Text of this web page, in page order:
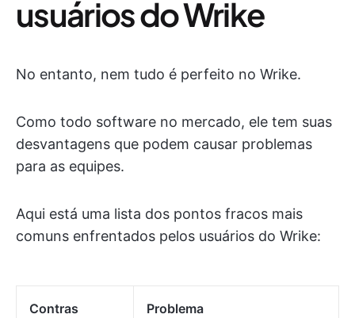
usuários do Wrike
No entanto, nem tudo é perfeito no Wrike.
Como todo software no mercado, ele tem suas
desvantagens que podem causar problemas
para as equipes.
Aqui está uma lista dos pontos fracos mais
comuns enfrentados pelos usuários do Wrike:
Contras Problema